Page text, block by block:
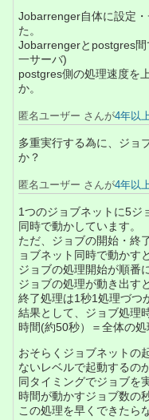
Jobarrenger自体に設定
た。
Jobarrengerとpostgres
一サーバ)
postgres側の処理速度を
か。
匿名ユーザー さんが4年以
多重実行する為に、ジョ
か？
匿名ユーザー さんが4年以
1つのジョブネットに5ジ
同時で動かしています。
ただ、ジョブの開始・終
ョブネット同時で動かすと
ジョブの処理開始が順番
ジョブの処理が動き出す
終了処理は1秒1処理づつ
結果として、ジョブ処理
時間(約50秒）＝全体の
おそらくジョブネットの
ないレベルで起動するの
同タイミングでジョブを
時間が動かすジョブ数の
この処理を早くできたら